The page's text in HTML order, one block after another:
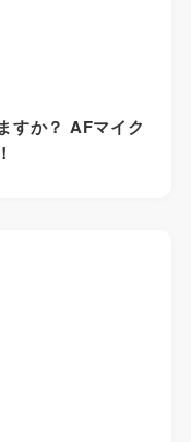
すか？ AFマイク